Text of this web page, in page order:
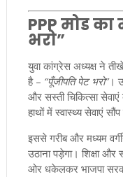
PPP मोड
भरो”
युवा कांग्रेस अध्यक्ष ने
है – “पूँजीपति पेट भरो”।
और सस्ती चिकित्सा
हाथों में स्वास्थ्य सेवाएं सौंप
इससे गरीब और मध्यम
उठाना पड़ेगा। शिक्षा और
ओर धकेलकर भाजपा